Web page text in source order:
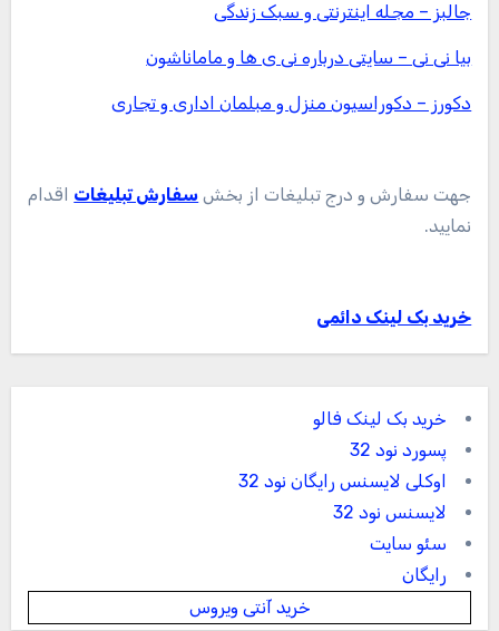
جالبز – مجله اینترنتی و سبک زندگی
بیا نی نی – سایتی درباره نی ی ها و ماماناشون
دکورز – دکوراسیون منزل و مبلمان اداری و تجاری
جهت سفارش و درج تبلیغات از بخش سفارش تبلیغات اقدام
نمایید.
خرید بک لینک دائمی
خرید بک لینک فالو
پسورد نود 32
اوکلی لایسنس رایگان نود 32
لایسنس نود 32
سئو سایت
رایگان
خرید آنتی ویروس